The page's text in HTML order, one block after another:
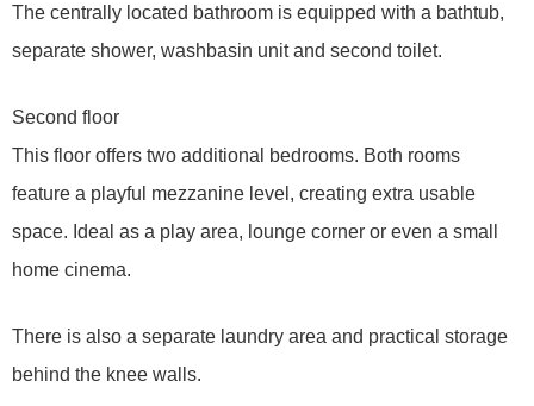
The centrally located bathroom is equipped with a bathtub,
separate shower, washbasin unit and second toilet.
Second floor
This floor offers two additional bedrooms. Both rooms
feature a playful mezzanine level, creating extra usable
space. Ideal as a play area, lounge corner or even a small
home cinema.
There is also a separate laundry area and practical storage
behind the knee walls.